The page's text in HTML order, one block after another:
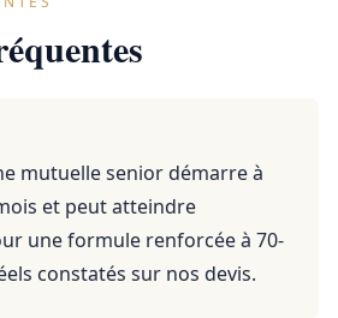
mutuelle senior démarre à
et peut atteindre
une formule renforcée à 70-
constatés sur nos devis.